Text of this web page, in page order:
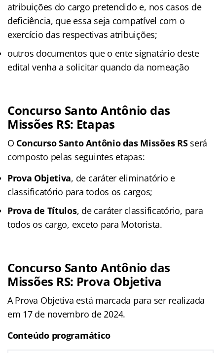
atribuições do cargo pretendido e, nos casos de
deficiência, que essa seja compatível com o
exercício das respectivas atribuições;
outros documentos que o ente signatário deste
edital venha a solicitar quando da nomeação
Concurso Santo Antônio das
Missões RS: Etapas
O Concurso Santo Antônio das Missões RS será
composto pelas seguintes etapas:
Prova Objetiva, de caráter eliminatório e
classificatório para todos os cargos;
Prova de Títulos, de caráter classificatório, para
todos os cargo, exceto para Motorista.
Concurso Santo Antônio das
Missões RS: Prova Objetiva
A Prova Objetiva está marcada para ser realizada
em 17 de novembro de 2024.
Conteúdo programático